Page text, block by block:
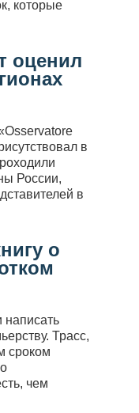
которые
оценил
в
России,
в
о
написать
Трасс,
сроком
чем